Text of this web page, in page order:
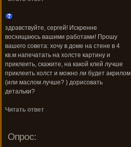
здравствуйте, сергей! Искренне
восхищаюсь вашими работами! Прошу
вашего совета: хочу в доме на стене в 4
кв.м напечатать на холсте картину и
приклеить, скажите, на какой клей лучше
приклеить холст и можно ли будет акрилом
(или маслом лучше? ) дорисовать
детальки?
Читать ответ
Опрос: